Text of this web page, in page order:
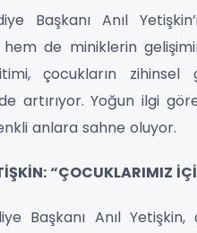
Başkanı Anıl
de miniklerin
çocukların zihinsel
artırıyor. Yoğun ilgi
anlara sahne oluyor.
“ÇOCUKLARIMIZ
Başkanı Anıl